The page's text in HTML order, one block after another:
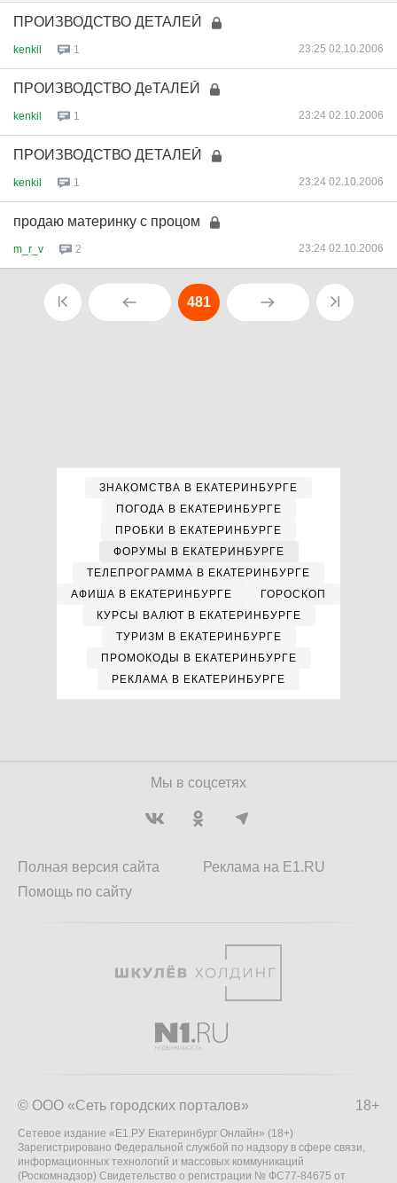
ПРОИЗВОДСТВО ДЕТАЛЕЙ
kenkil 1 23:25 02.10.2006
ПРОИЗВОДСТВО ДеТАЛЕЙ
kenkil 1 23:24 02.10.2006
ПРОИЗВОДСТВО ДЕТАЛЕЙ
kenkil 1 23:24 02.10.2006
продаю материнку с процом
m_r_v 2 23:24 02.10.2006
481
ЗНАКОМСТВА В ЕКАТЕРИНБУРГЕ
ПОГОДА В ЕКАТЕРИНБУРГЕ
ПРОБКИ В ЕКАТЕРИНБУРГЕ
ФОРУМЫ В ЕКАТЕРИНБУРГЕ
ТЕЛЕПРОГРАММА В ЕКАТЕРИНБУРГЕ
АФИША В ЕКАТЕРИНБУРГЕ
ГОРОСКОП
КУРСЫ ВАЛЮТ В ЕКАТЕРИНБУРГЕ
ТУРИЗМ В ЕКАТЕРИНБУРГЕ
ПРОМОКОДЫ В ЕКАТЕРИНБУРГЕ
РЕКЛАМА В ЕКАТЕРИНБУРГЕ
Мы в соцсетях
Полная версия сайта
Помощь по сайту
Реклама на E1.RU
18+
© ООО «Сеть городских порталов»
Сетевое издание «Е1.РУ Екатеринбург Онлайн» (18+)
Зарегистрировано Федеральной службой по надзору в сфере связи,
информационных технологий и массовых коммуникаций
(Роскомнадзор) Свидетельство о регистрации № ФС77-84675 от